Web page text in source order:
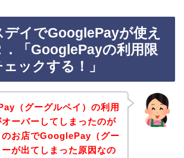
デイでGooglePayが使え
．「GooglePayの利用限
ックする！」
（グーグルペイ）の利用
ーバーしてしまったのが
のお店でGooglePay（グー
が出てしまった原因なの